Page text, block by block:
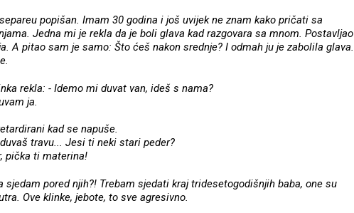
popišan. Imam 30 godina i još uvijek ne znam kako pričati sa
Jedna mi je rekla da je boli glava kad razgovara sa mnom. Postavljao
A pitao sam je samo: Što ćeš nakon srednje? I odmah ju je zabolila glava.
rekla: - Idemo mi duvat van, ideš s nama?
ja.
kad se napuše.
travu... Jesi ti neki stari peder?
pička ti materina!
sjedam pored njih?! Trebam sjedati kraj tridesetogodišnjih baba, one su
Ove klinke, jebote, to sve agresivno.